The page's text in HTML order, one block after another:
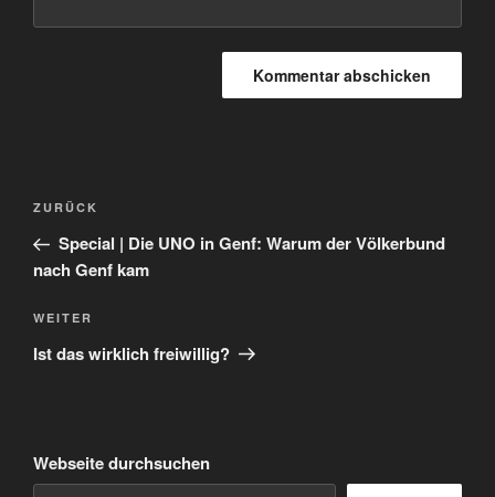
Beitragsnavigation
Vorheriger
Beitrag
ZURÜCK
Special | Die UNO in Genf: Warum der Völkerbund
nach Genf kam
Nächster
Beitrag
WEITER
Ist das wirklich freiwillig?
Webseite durchsuchen